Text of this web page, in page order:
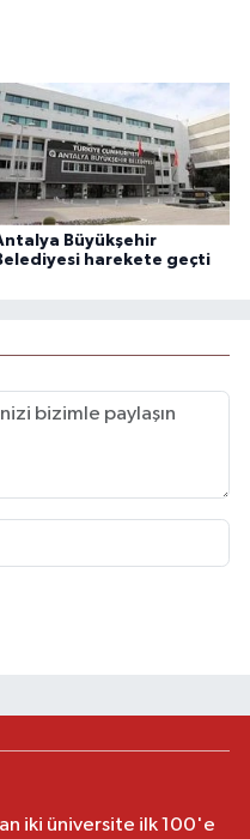
Büyükşehir
harekete geçti
iki üniversite ilk 100'e